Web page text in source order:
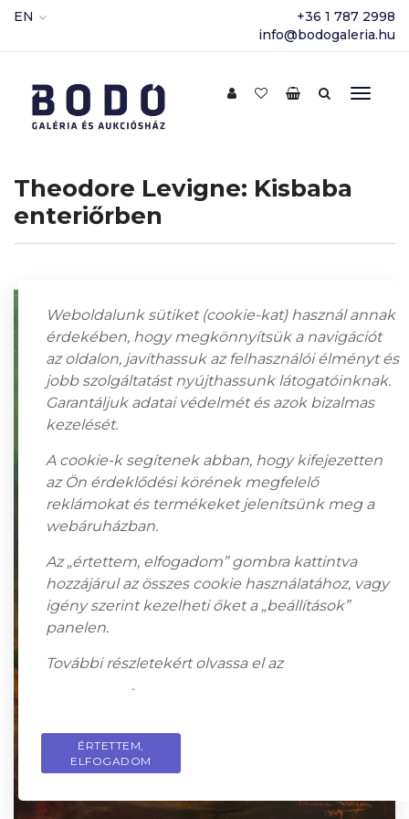
EN
+36 1 787 2998
info@bodogaleria.hu
Theodore Levigne: Kisbaba
enteriőrben
Weboldalunk sütiket (cookie-kat) használ annak
érdekében, hogy megkönnyítsük a navigációt
az oldalon, javíthassuk az felhasználói élményt és
jobb szolgáltatást nyújthassunk látogatóinknak.
Garantáljuk adatai védelmét és azok bizalmas
kezelését.
A cookie-k segítenek abban, hogy kifejezetten
az Ön érdeklődési körének megfelelő
reklámokat és termékeket jelenítsünk meg a
webáruházban.
Az „értettem, elfogadom” gombra kattintva
hozzájárul az összes cookie használatához, vagy
igény szerint kezelheti őket a „beállítások”
panelen.
További részletekért olvassa el az
.
ÉRTETTEM,
ELFOGADOM